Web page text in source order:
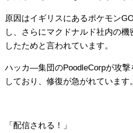
原因はイギリスにあるポケモン
し、さらにマクドナルド社内の機
したためと言われています。
ハッカ―集団のPoodleCorpが攻撃
しており、修復が急がれています。
「配信される！」